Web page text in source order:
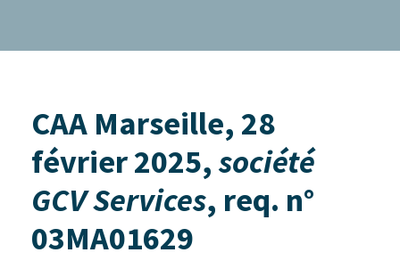
CAA Marseille, 28
février 2025, société
GCV Services, req. n°
03MA01629